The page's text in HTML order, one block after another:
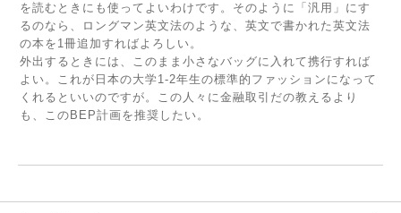
を読むときにも使ってよいわけです。そのように「汎用」にす
るのなら、ロングマン英文法のような、英文で書かれた英文法
の本を1冊追加すればよろしい。
外出するときには、このまま小さなバッグに入れて携行すれば
よい。これが日本の大学1‐2年生の標準的ファッションになって
くれるといいのですが。この人々に金融取引だの教えるより
も、このBEP計画を推奨したい。